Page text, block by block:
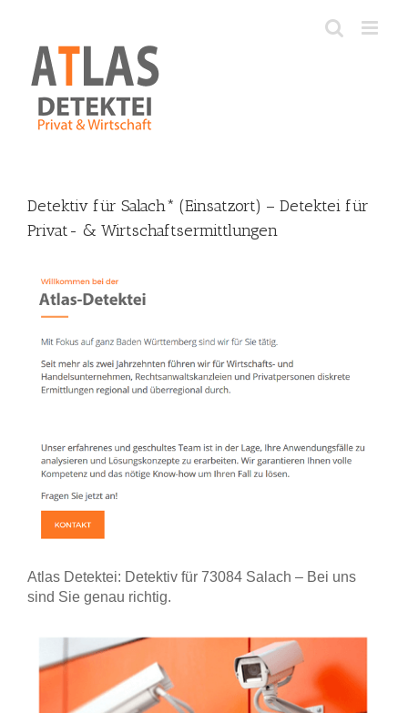
content
Detektiv für Salach* (Einsatzort) – Detektei für
Privat- & Wirtschaftsermittlungen
Atlas Detektei: Detektiv für 73084 Salach – Bei uns
sind Sie genau richtig.